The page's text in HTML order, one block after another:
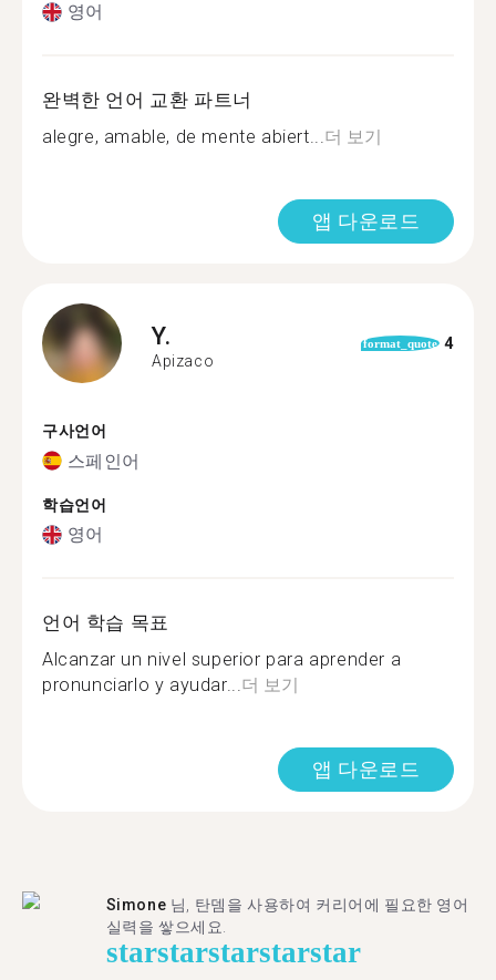
영어
완벽한 언어 교환 파트너
alegre, amable, de mente abiert...더 보기
앱 다운로드
Y.
Apizaco
format_quote 4
구사언어
스페인어
학습언어
영어
언어 학습 목표
Alcanzar un nivel superior para aprender a
pronunciarlo y ayudar...더 보기
앱 다운로드
Simone 님, 탄뎀을 사용하여 커리어에 필요한 영어
실력을 쌓으세요.
starstarstarstarstar